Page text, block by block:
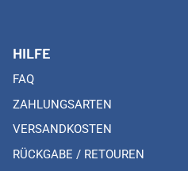
HILFE
FAQ
ZAHLUNGSARTEN
VERSANDKOSTEN
RÜCKGABE / RETOUREN